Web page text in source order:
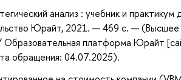
анализ : учебник и
Юрайт, 2021. — 469 с. —
платформа Юрайт
обращения: 04.07.2025).